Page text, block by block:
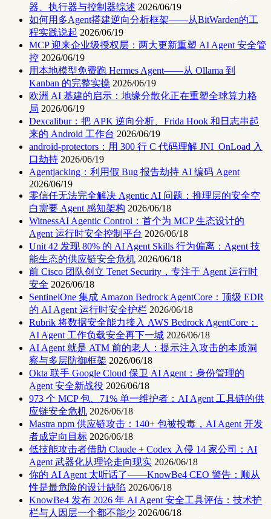
器、执行器与控制器综述 2026/06/19
如何用多Agent搭建逆向分析框架——从BitWarden的工
程实践说起 2026/06/19
MCP 迎来企业级授权层：两大更新重塑 AI Agent 安全管
控 2026/06/19
用本地模型免费跑 Hermes Agent——从 Ollama 到
Kanban 的完整实操 2026/06/19
欧洲 AI 基建的启示：地缘分散化正在重塑全球算力格
局 2026/06/19
Dexcalibur：把 APK 逆向分析、Frida Hook 和日志串起
来的 Android 工作台 2026/06/19
android-protectors：用 300 行 C 代码理解 JNI_OnLoad 入
口劫持 2026/06/19
Agentjacking：利用假 Bug 报告劫持 AI 编码 Agent
2026/06/19
零信任无法完全解决 Agentic AI 问题：推理层的安全空
白需要 Agent 感知架构 2026/06/18
WitnessAI Agentic Control：首个为 MCP 生态设计的
Agent 运行时安全控制平台 2026/06/18
Unit 42 发现 80% 的 AI Agent Skills 行为偏离：Agent 技
能生态的供应链安全危机 2026/06/18
前 Cisco 团队创立 Tenet Security，专注于 Agent 运行时
安全 2026/06/18
SentinelOne 集成 Amazon Bedrock AgentCore：顶级 EDR
的 AI Agent 运行时安全护栏 2026/06/18
Rubrik 将数据安全能力接入 AWS Bedrock AgentCore：
AI Agent 工作负载安全再下一城 2026/06/18
AI Agent 就是 ATM 前的老人：提示注入攻击的本质洞
察与多层防御框架 2026/06/18
Okta 联手 Google Cloud 保卫 AI Agent：身份管理的
Agent 安全新战役 2026/06/18
973 个 MCP 包、71% 单一维护者：AI Agent 工具链的供
应链安全危机 2026/06/18
Mastra npm 供应链攻击：140+ 包被投毒，AI Agent 开发
者成定向目标 2026/06/18
低技能攻击者借助 Claude + Codex 入侵 14 家公司：AI
Agent 武器化从理论走向现实 2026/06/18
你的 AI Agent 太听话了——KnowBe4 CEO 警告：顺从
性是最危险的设计缺陷 2026/06/18
KnowBe4 发布 2026 年 AI Agent 安全工具评估：技术护
栏与人因层一个都不能少 2026/06/18